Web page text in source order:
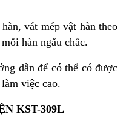
vát mép vật hàn theo
hàn ngấu chắc.
dẫn để có thể có được
việc cao.
KST-309L